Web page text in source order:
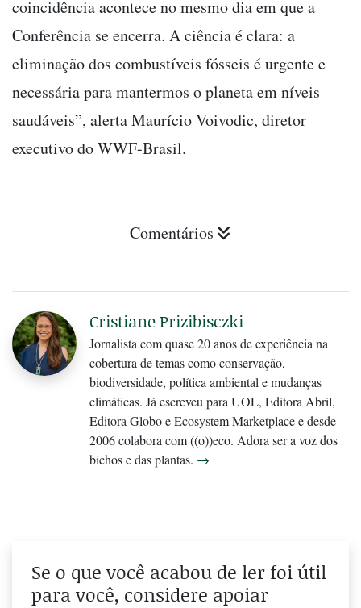
coincidência acontece no mesmo dia em que a
Conferência se encerra. A ciência é clara: a
eliminação dos combustíveis fósseis é urgente e
necessária para mantermos o planeta em níveis
saudáveis”, alerta Maurício Voivodic, diretor
executivo do WWF-Brasil.
Comentários
Cristiane Prizibisczki
Jornalista com quase 20 anos de experiência na
cobertura de temas como conservação,
biodiversidade, política ambiental e mudanças
climáticas. Já escreveu para UOL, Editora Abril,
Editora Globo e Ecosystem Marketplace e desde
2006 colabora com ((o))eco. Adora ser a voz dos
bichos e das plantas. →
Se o que você acabou de ler foi útil
para você, considere apoiar